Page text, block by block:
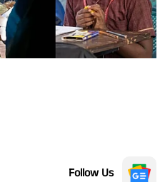
Follow Us